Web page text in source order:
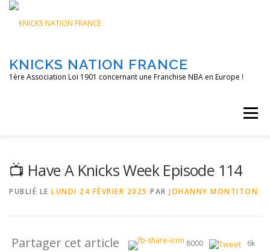
Aller
contenu
KNICKS NATION FRANCE
1ère Association Loi 1901 concernant une Franchise NBA en Europe !
Menu
📺 Have A Knicks Week Episode 114
PUBLIÉ LE LUNDI 24 FÉVRIER 2025 PAR JOHANNY MONTITON
Partager cet article 8000
6k